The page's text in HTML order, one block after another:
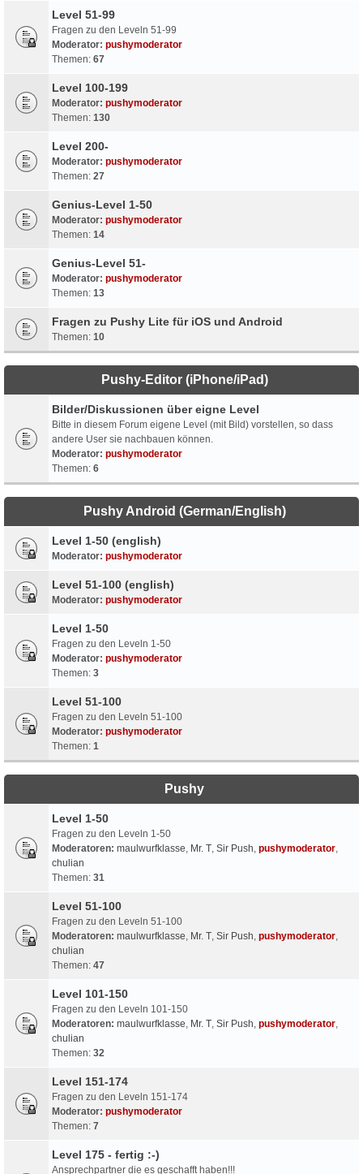
Level 51-99
Fragen zu den Leveln 51-99
Moderator: pushymoderator
Themen: 67
Level 100-199
Moderator: pushymoderator
Themen: 130
Level 200-
Moderator: pushymoderator
Themen: 27
Genius-Level 1-50
Moderator: pushymoderator
Themen: 14
Genius-Level 51-
Moderator: pushymoderator
Themen: 13
Fragen zu Pushy Lite für iOS und Android
Themen: 10
Pushy-Editor (iPhone/iPad)
Bilder/Diskussionen über eigne Level
Bitte in diesem Forum eigene Level (mit Bild) vorstellen, so dass
andere User sie nachbauen können.
Moderator: pushymoderator
Themen: 6
Pushy Android (German/English)
Level 1-50 (english)
Moderator: pushymoderator
Level 51-100 (english)
Moderator: pushymoderator
Level 1-50
Fragen zu den Leveln 1-50
Moderator: pushymoderator
Themen: 3
Level 51-100
Fragen zu den Leveln 51-100
Moderator: pushymoderator
Themen: 1
Pushy
Level 1-50
Fragen zu den Leveln 1-50
Moderatoren: maulwurfklasse, Mr. T, Sir Push, pushymoderator,
chulian
Themen: 31
Level 51-100
Fragen zu den Leveln 51-100
Moderatoren: maulwurfklasse, Mr. T, Sir Push, pushymoderator,
chulian
Themen: 47
Level 101-150
Fragen zu den Leveln 101-150
Moderatoren: maulwurfklasse, Mr. T, Sir Push, pushymoderator,
chulian
Themen: 32
Level 151-174
Fragen zu den Leveln 151-174
Moderator: pushymoderator
Themen: 7
Level 175 - fertig :-)
Ansprechpartner die es geschafft haben!!!